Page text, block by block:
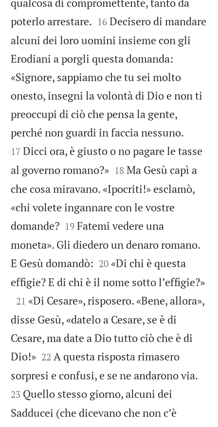
poterlo arrestare. 

16 Decisero di mandare
alcuni dei loro uomini insieme con gli
Erodiani a porgli questa domanda:
«Signore, sappiamo che tu sei molto
onesto, insegni la volontà di Dio e non ti
preoccupi di ciò che pensa la gente,
perché non guardi in faccia nessuno.
17 Dicci ora, è giusto o no pagare le tasse
al governo romano?»
18 Ma Gesù capì a
che cosa miravano. «Ipocriti!» esclamò,
«chi volete ingannare con le vostre
domande?
19 Fatemi vedere una
moneta». Gli diedero un denaro romano.
E Gesù domandò: 

20 «Di chi è questa
effigie? E di chi è il nome sotto lʼeffigie?»

21 «Di Cesare», risposero. «Bene, allora»,
disse Gesù, «datelo a Cesare, se è di
Cesare, ma date a Dio tutto ciò che è di
Dio!»
22 A questa risposta rimasero
sorpresi e confusi, e se ne andarono via.
23 Quello stesso giorno, alcuni dei
Sadducei (che dicevano che non cʼè